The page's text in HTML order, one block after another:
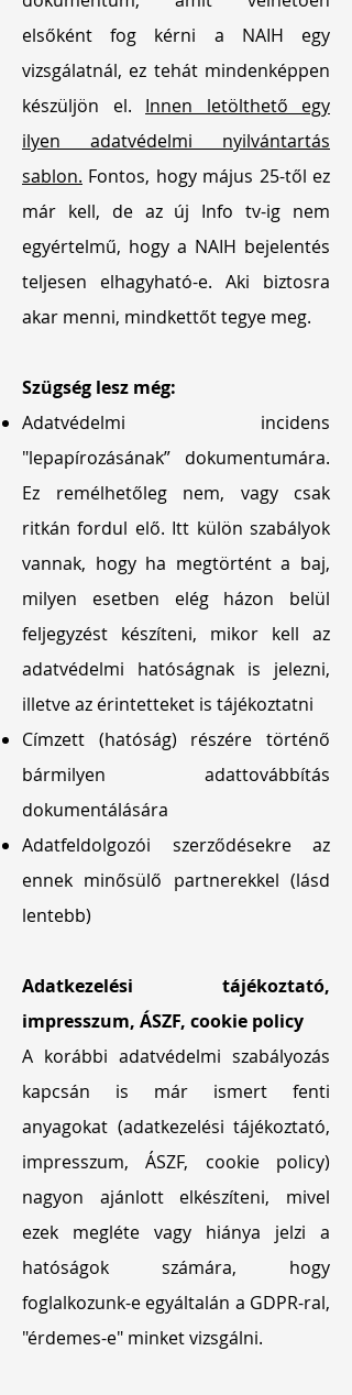
elsőként fog kérni a NAIH egy
vizsgálatnál, ez tehát mindenképpen
készüljön el. Innen letölthető egy
ilyen adatvédelmi nyilvántartás
sablon. Fontos, hogy május 25-től ez
már kell, de az új Info tv-ig nem
egyértelmű, hogy a NAIH bejelentés
teljesen elhagyható-e. Aki biztosra
akar menni, mindkettőt tegye meg.
Szügség lesz még:
Adatvédelmi incidens
"lepapírozásának” dokumentumára.
Ez remélhetőleg nem, vagy csak
ritkán fordul elő. Itt külön szabályok
vannak, hogy ha megtörtént a baj,
milyen esetben elég házon belül
feljegyzést készíteni, mikor kell az
adatvédelmi hatóságnak is jelezni,
illetve az érintetteket is tájékoztatni
Címzett (hatóság) részére történő
bármilyen adattovábbítás
dokumentálására
Adatfeldolgozói szerződésekre az
ennek minősülő partnerekkel (lásd
lentebb)
Adatkezelési tájékoztató,
impresszum, ÁSZF, cookie policy
A korábbi adatvédelmi szabályozás
kapcsán is már ismert fenti
anyagokat (adatkezelési tájékoztató,
impresszum, ÁSZF, cookie policy)
nagyon ajánlott elkészíteni, mivel
ezek megléte vagy hiánya jelzi a
hatóságok számára, hogy
foglalkozunk-e egyáltalán a GDPR-ral,
"érdemes-e" minket vizsgálni.